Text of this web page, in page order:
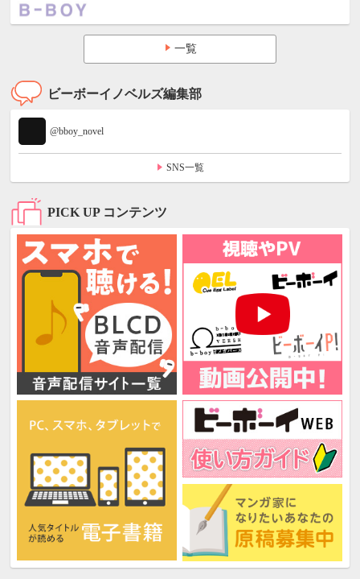
一覧
ビーボーイノベルズ編集部
@bboy_novel
SNS一覧
PICK UP コンテンツ